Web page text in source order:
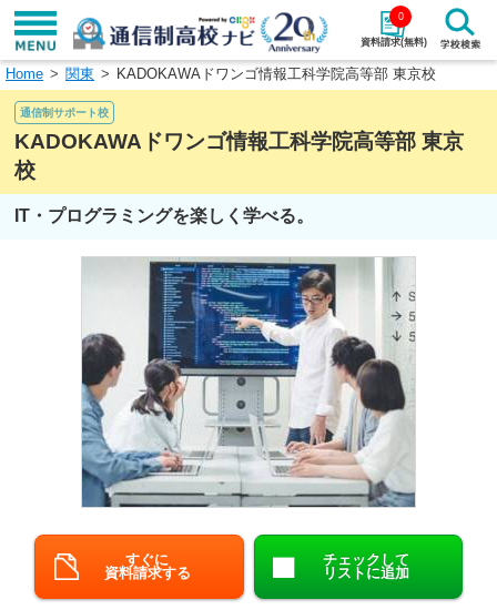
資料請求(無料)
0
学校名で探す
検索
エリアから探す 特徴から探す
北海道・東北
北陸・甲信越
九州・沖縄
Home 関東 KADOKAWAドワンゴ情報工科学院高等部 東京校
通信制サポート校
KADOKAWAドワンゴ情報工科学院高等部 東京
校
IT・プログラミングを楽しく学べる。
すぐに
資料請求する
チェックして
リストに追加